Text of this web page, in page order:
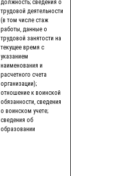
трудовой деятельности
(в том числе стаж
работы, данные о
трудовой занятости на
текущее время с
указанием
наименования и
расчетного счета
организации);
отношение к воинской
обязанности, сведения
о воинском учете;
сведения об
образовании